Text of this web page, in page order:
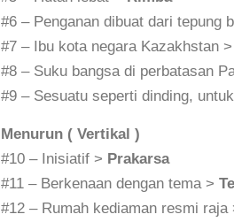
#6 – Penganan dibuat dari tepung
#7 – Ibu kota negara Kazakhstan >
#8 – Suku bangsa di perbatasan
#9 – Sesuatu seperti dinding,
Menurun ( Vertikal )
#10 – Inisiatif > Prakarsa
#11 – Berkenaan dengan tema >
#12 – Rumah kediaman resmi raja